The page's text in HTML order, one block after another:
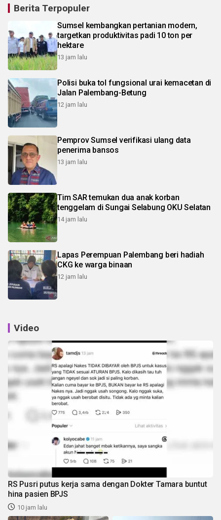
Berita Terpopuler
Sumsel kembangkan pertanian modern,
targetkan produktivitas padi 10 ton per
hektare
13 jam lalu
Polisi buka tol fungsional urai kemacetan di
Jalan Palembang-Betung
12 jam lalu
Pemprov Sumsel verifikasi ulang data
penerima bansos
13 jam lalu
Tim SAR temukan dua anak korban
tenggelam di Sungai Selabung OKU Selatan
14 jam lalu
Lapas Perempuan Palembang beri hadiah
CKG ke warga binaan
12 jam lalu
Video
RS Pusri putus kerja sama dengan Dokter Tamara buntut
hina pasien BPJS
10 jam lalu